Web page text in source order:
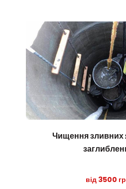
Чищення зливних
від 3500